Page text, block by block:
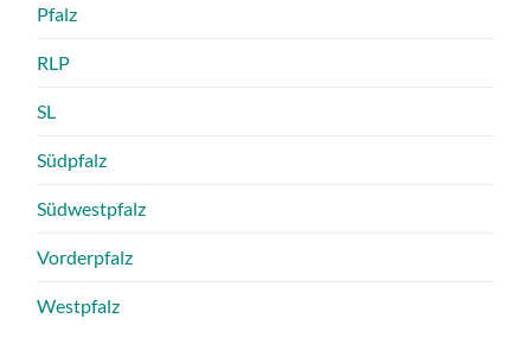
Pfalz
RLP
SL
Südpfalz
Südwestpfalz
Vorderpfalz
Westpfalz